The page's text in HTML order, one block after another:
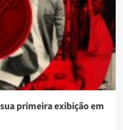
primeira exibição em